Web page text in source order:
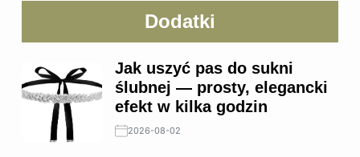
Dodatki
Jak uszyć pas do sukni
ślubnej — prosty, elegancki
efekt w kilka godzin
2026-08-02